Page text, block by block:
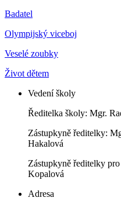
Badatel
Olympijský viceboj
Veselé zoubky
Život dětem
Vedení školy
Ředitelka školy: Mgr.
Zástupkyně ředitelky:
Hakalová
Zástupkyně ředitelky
Kopalová
Adresa